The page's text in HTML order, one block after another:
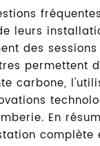
leurs
des
permettent
carbone,
En